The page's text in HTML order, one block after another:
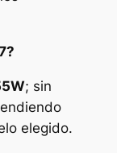
; sin
elegido.